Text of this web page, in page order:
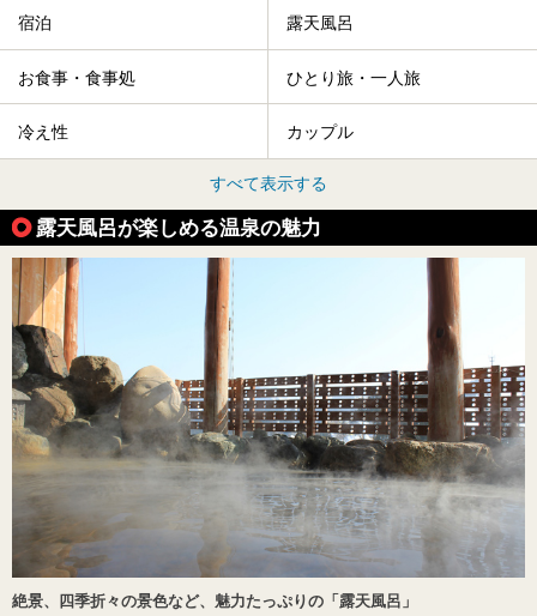
宿泊 露天風呂
お食事・食事処 ひとり旅・一人旅
冷え性 カップル
すべて表示する
露天風呂が楽しめる温泉の魅力
絶景、四季折々の景色など、魅力たっぷりの「露天風呂」